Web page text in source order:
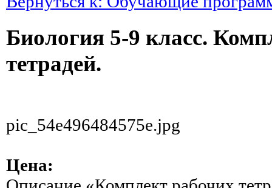
Биология 5-9 класс.
тетрадей.
pic_54e496484575e.jpg
Цена: